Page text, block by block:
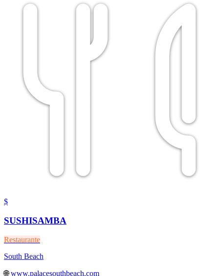
$
SUSHISAMBA
Restaurante
South Beach
🌐 www.palacesouthbeach.com